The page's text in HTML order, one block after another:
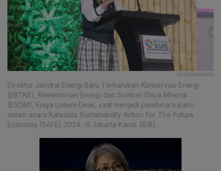
FAUZA/KATADATA
Direktur Jendral Energi Baru Terbarukan Konservasi Energi
(EBTKE), Kementerian Energi dan Sumber Daya Mineral
(ESDM), Eniya Listiani Dewi, saat menjadi pembicara kunci
dalam acara Katadata Sustainability Action For The Future
Economy (SAFE) 2024, di Jakarta Kamis (8/8).